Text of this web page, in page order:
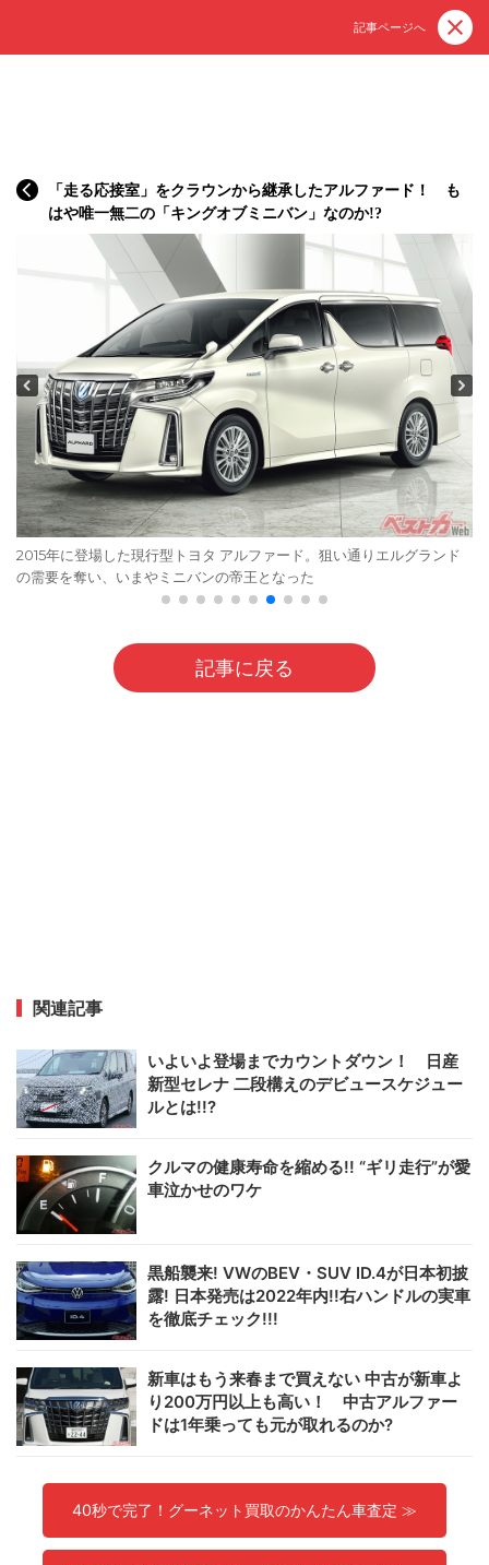
記事ページへ
「走る応接室」をクラウンから継承したアルファード！ も
はや唯一無二の「キングオブミニバン」なのか!?
2015年に登場した現行型トヨタ アルファード。狙い通りエルグランド
の需要を奪い、いまやミニバンの帝王となった
記事に戻る
関連記事
いよいよ登場までカウントダウン！ 日産
新型セレナ 二段構えのデビュースケジュー
ルとは!!?
クルマの健康寿命を縮める!! “ギリ走行”が愛
車泣かせのワケ
黒船襲来! VWのBEV・SUV ID.4が日本初披
露! 日本発売は2022年内!!右ハンドルの実車
を徹底チェック!!!
新車はもう来春まで買えない 中古が新車よ
り200万円以上も高い！ 中古アルファー
ドは1年乗っても元が取れるのか?
40秒で完了！グーネット買取のかんたん車査定 ≫